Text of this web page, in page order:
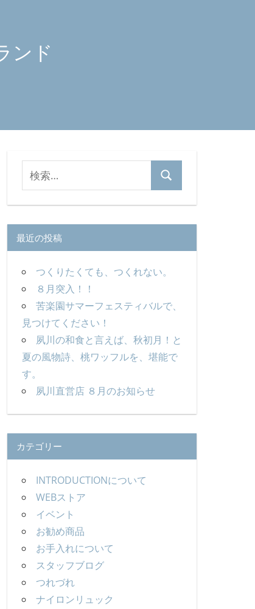
ンド
対
検
最近の投稿
つくりたくても、つくれない。
８月突入！！
苦楽園サマーフェスティバルで、
見つけてください！
夙川の和食と言えば、秋初月！と
夏の風物詩、桃ワッフルを、堪能で
す。
夙川直営店 ８月のお知らせ
カテゴリー
INTRODUCTIONについて
WEBストア
イベント
お勧め商品
お手入れについて
スタッフブログ
つれづれ
ナイロンリュック